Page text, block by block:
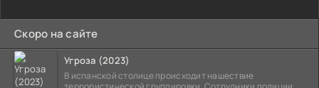
Скоро на сайте
Угроза (2023)
В испанской столице происходит нашествие